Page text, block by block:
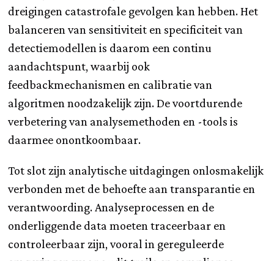
dreigingen catastrofale gevolgen kan hebben. Het
balanceren van sensitiviteit en specificiteit van
detectiemodellen is daarom een continu
aandachtspunt, waarbij ook
feedbackmechanismen en calibratie van
algoritmen noodzakelijk zijn. De voortdurende
verbetering van analysemethoden en -tools is
daarmee onontkoombaar.
Tot slot zijn analytische uitdagingen onlosmakelijk
verbonden met de behoefte aan transparantie en
verantwoording. Analyseprocessen en de
onderliggende data moeten traceerbaar en
controleerbaar zijn, vooral in gereguleerde